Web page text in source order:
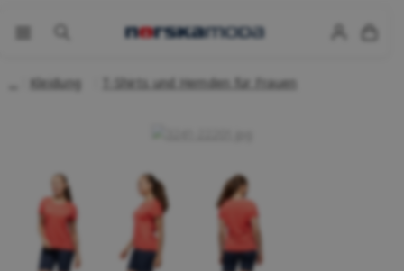
Kleidung T-Shirts und Hemden für Frauen